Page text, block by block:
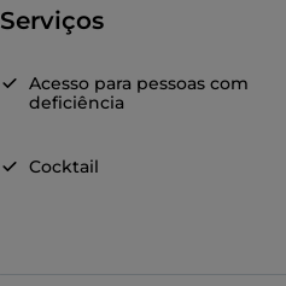
Serviços
Acesso para pessoas com
deficiência
Cocktail